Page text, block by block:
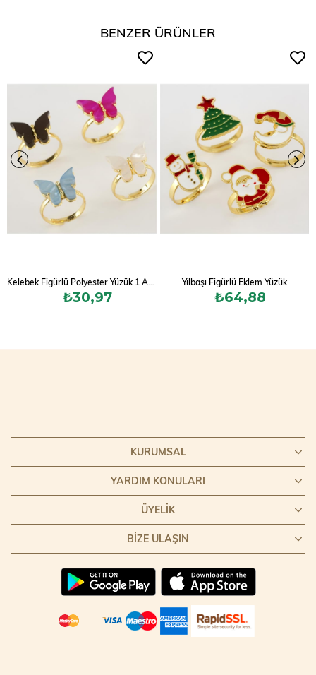
BENZER ÜRÜNLER
₺30,97
Yılbaşı Figürlü Eklem Yüzük
₺64,88
KURUMSAL
YARDIM KONULARI
ÜYELIK
BIZE ULAŞIN